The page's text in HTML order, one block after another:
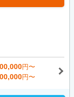
円〜
円〜